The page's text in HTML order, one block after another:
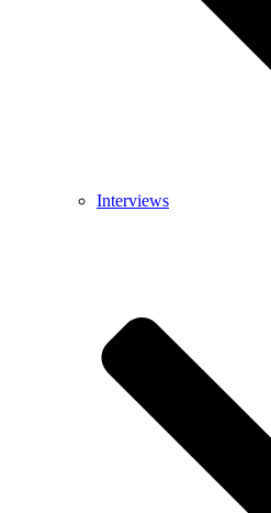
Interviews